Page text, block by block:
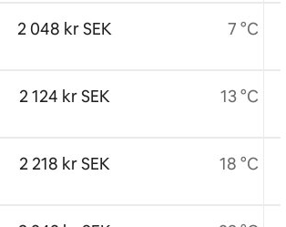
2 048 kr SEK
2 124 kr SEK
2 218 kr SEK
7 °C
13 °C
18 °C